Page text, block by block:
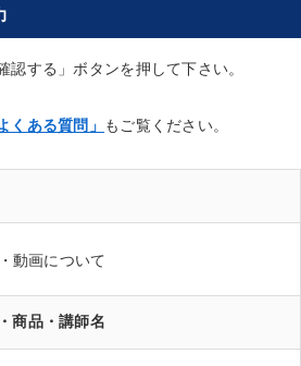
認する」ボタンを押して下さい。
くある質問」 もご覧ください。
動画について
商品・講師名